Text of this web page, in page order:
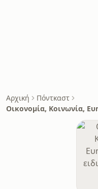
Αρχική
Πόντκαστ
Οικονομία, Κοινωνία,